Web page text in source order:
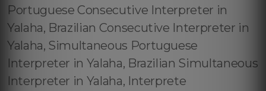
Portuguese Consecutive Interpreter in
Yalaha, Brazilian Consecutive Interpreter in
Yalaha, Simultaneous Portuguese
Interpreter in Yalaha, Brazilian Simultaneous
Interpreter in Yalaha, Interprete